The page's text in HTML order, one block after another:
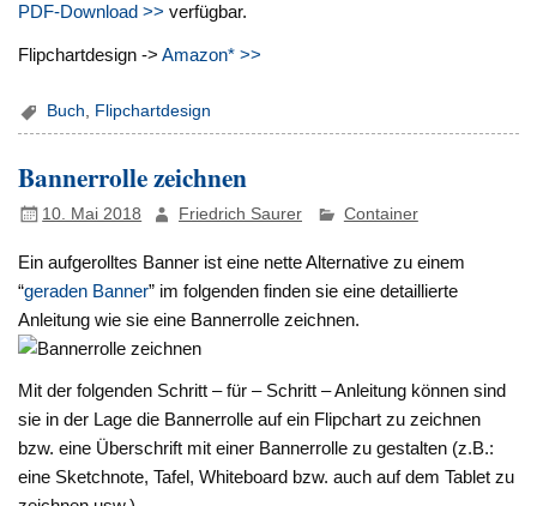
PDF-Download >> verfügbar.
Flipchartdesign ->Amazon* >>
Buch Flipchartdesign
Bannerrolle zeichnen
10. Mai 2018 Friedrich Saurer Container
Ein aufgerolltes Banner ist eine nette Alternative zu einem
“geraden Banner” im folgenden finden sie eine detaillierte
Anleitung wie sie eine Bannerrolle zeichnen.
Mit der folgenden Schritt – für – Schritt – Anleitung können sind
sie in der Lage die Bannerrolle auf ein Flipchart zu zeichnen
bzw. eine Überschrift mit einer Bannerrolle zu gestalten (z.B.:
eine Sketchnote, Tafel, Whiteboard bzw. auch auf dem Tablet zu